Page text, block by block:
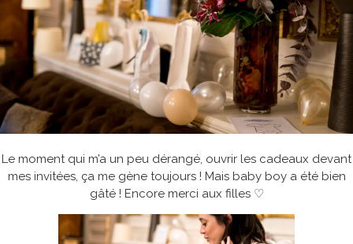
Le moment qui m’a un peu dérangé, ouvrir les cadeaux devant
mes invitées, ça me gène toujours ! Mais baby boy a été bien
gâté ! Encore merci aux filles ♡